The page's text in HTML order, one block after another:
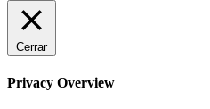
Cerrar
Privacy Overview